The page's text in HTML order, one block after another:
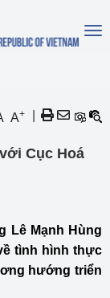
A+
Cục Hoá
Lê Mạnh Hùng
tình hình thực
hướng triển